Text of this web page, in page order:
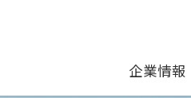
企業情報